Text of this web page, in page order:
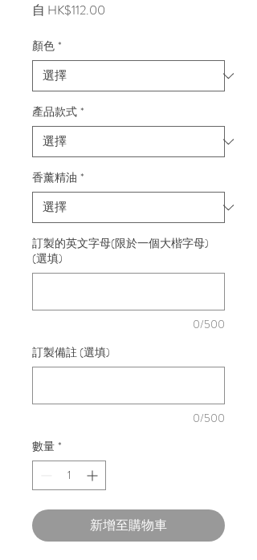
自 HK$112.00
格
顏色 *
產品款式 *
香薰精油 *
訂製的英文字母(限於一個大楷字母)
(選填)
0/500
訂製備註 (選填)
0/500
數量 *
新增至購物車